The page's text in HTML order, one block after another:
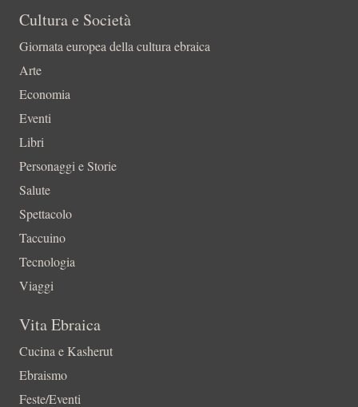
Cultura e Società
Giornata europea della cultura ebraica
Arte
Economia
Eventi
Libri
Personaggi e Storie
Salute
Spettacolo
Taccuino
Tecnologia
Viaggi
Vita Ebraica
Cucina e Kasherut
Ebraismo
Feste/Eventi